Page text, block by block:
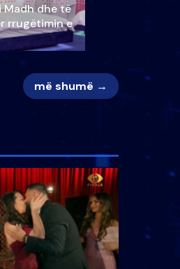
Madh dhe të
rrugëtimin e
më shumë →